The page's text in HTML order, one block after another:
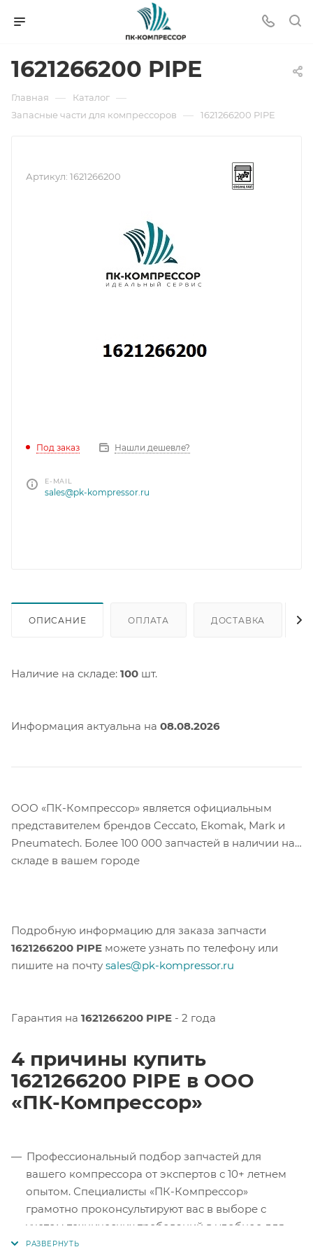
1621266200 PIPE
Главная — Каталог —
Запасные части для компрессоров — 1621266200 PIPE
Артикул: 1621266200
Под заказ Нашли дешевле?
E-MAIL
sales@pk-kompressor.ru
ОПИСАНИЕ ОПЛАТА ДОСТАВКА
Наличие на складе: 100 шт.
Информация актуальна на 08.08.2026
ООО «ПК-Компрессор» является официальным
представителем брендов Ceccato, Ekomak, Mark и
Pneumatech. Более 100 000 запчастей в наличии на
складе в вашем городе
Подробную информацию для заказа запчасти
1621266200 PIPE можете узнать по телефону или
пишите на почту sales@pk-kompressor.ru
Гарантия на 1621266200 PIPE - 2 года
4 причины купить
1621266200 PIPE в ООО
«ПК-Компрессор»
Профессиональный подбор запчастей для
вашего компрессора от экспертов с 10+ летнем
опытом. Специалисты «ПК-Компрессор»
грамотно проконсультируют вас в выборе с
учетом технических требований в удобное для
вас время.